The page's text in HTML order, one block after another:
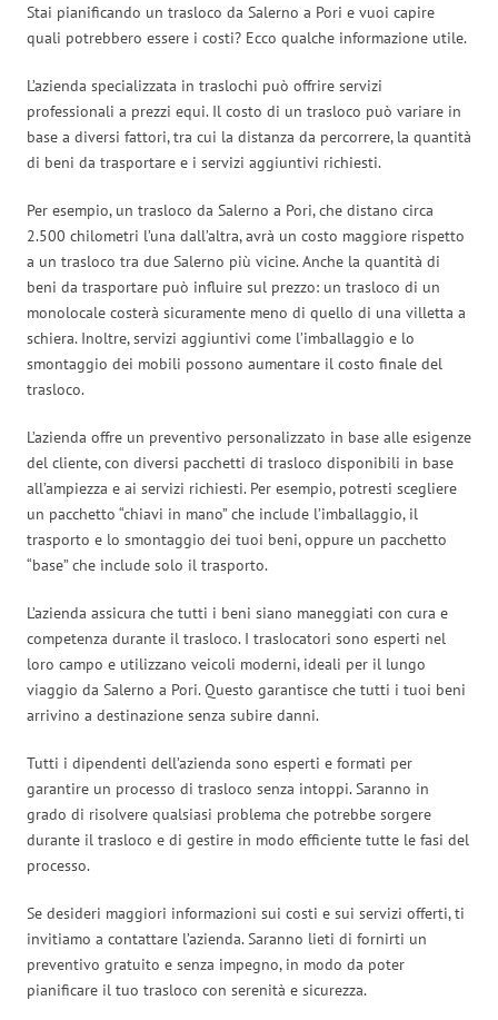
Stai pianificando un trasloco da Salerno a Pori e vuoi capire
quali potrebbero essere i costi? Ecco qualche informazione utile.
L’azienda specializzata in traslochi può offrire servizi
professionali a prezzi equi. Il costo di un trasloco può variare in
base a diversi fattori, tra cui la distanza da percorrere, la quantità
di beni da trasportare e i servizi aggiuntivi richiesti.
Per esempio, un trasloco da Salerno a Pori, che distano circa
2.500 chilometri l’una dall’altra, avrà un costo maggiore rispetto
a un trasloco tra due Salerno più vicine. Anche la quantità di
beni da trasportare può influire sul prezzo: un trasloco di un
monolocale costerà sicuramente meno di quello di una villetta a
schiera. Inoltre, servizi aggiuntivi come l’imballaggio e lo
smontaggio dei mobili possono aumentare il costo finale del
trasloco.
L’azienda offre un preventivo personalizzato in base alle esigenze
del cliente, con diversi pacchetti di trasloco disponibili in base
all’ampiezza e ai servizi richiesti. Per esempio, potresti scegliere
un pacchetto “chiavi in mano” che include l’imballaggio, il
trasporto e lo smontaggio dei tuoi beni, oppure un pacchetto
“base” che include solo il trasporto.
L’azienda assicura che tutti i beni siano maneggiati con cura e
competenza durante il trasloco. I traslocatori sono esperti nel
loro campo e utilizzano veicoli moderni, ideali per il lungo
viaggio da Salerno a Pori. Questo garantisce che tutti i tuoi beni
arrivino a destinazione senza subire danni.
Tutti i dipendenti dell’azienda sono esperti e formati per
garantire un processo di trasloco senza intoppi. Saranno in
grado di risolvere qualsiasi problema che potrebbe sorgere
durante il trasloco e di gestire in modo efficiente tutte le fasi del
processo.
Se desideri maggiori informazioni sui costi e sui servizi offerti, ti
invitiamo a contattare l’azienda. Saranno lieti di fornirti un
preventivo gratuito e senza impegno, in modo da poter
pianificare il tuo trasloco con serenità e sicurezza.